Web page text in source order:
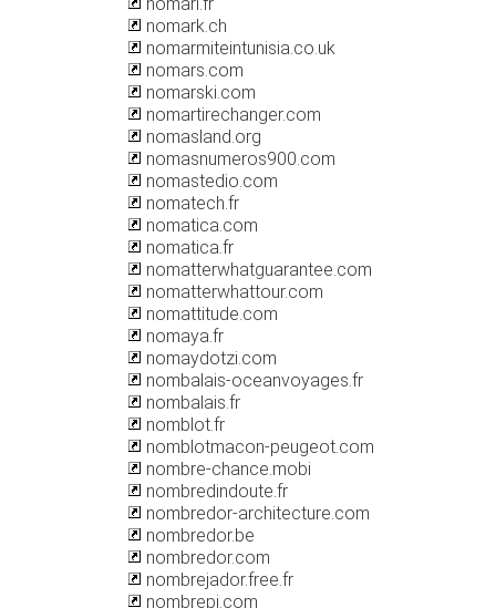
nomark.ch
nomarmiteintunisia.co.uk
nomars.com
nomarski.com
nomartirechanger.com
nomasland.org
nomasnumeros900.com
nomastedio.com
nomatech.fr
nomatica.com
nomatica.fr
nomatterwhatguarantee.com
nomatterwhattour.com
nomattitude.com
nomaya.fr
nomaydotzi.com
nombalais-oceanvoyages.fr
nombalais.fr
nomblot.fr
nomblotmacon-peugeot.com
nombre-chance.mobi
nombredindoute.fr
nombredor-architecture.com
nombredor.be
nombredor.com
nombrejador.free.fr
nombrepi.com